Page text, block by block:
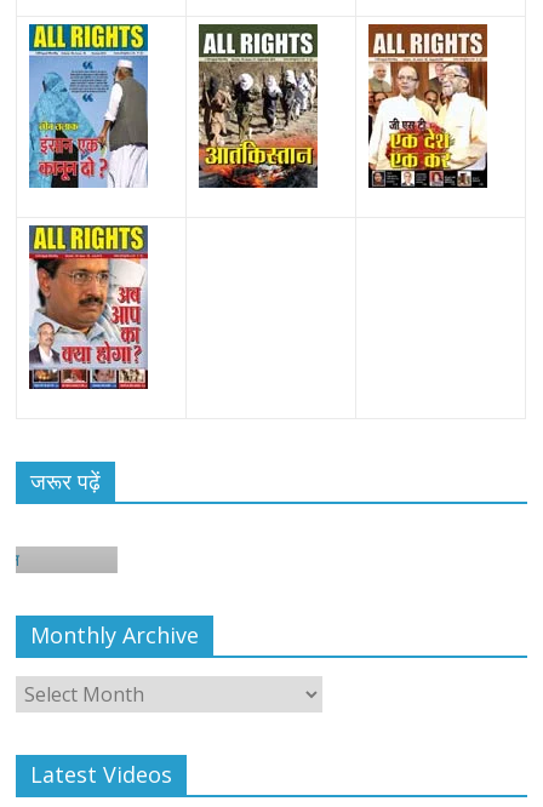
जरूर पढ़ें
Monthly Archive
Monthly
Archive
Latest Videos